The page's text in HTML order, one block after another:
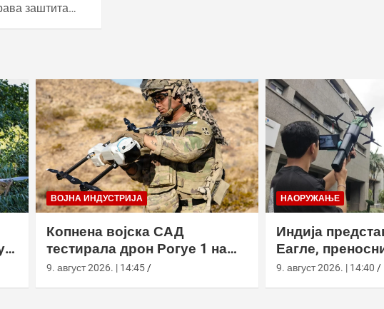
заштита…
ВОЈНА ИНДУСТРИЈА
Копнена војска САД
тестирала дрон Рогуе 1 на
великој вежби у
9. август 2026. | 14:45
НАОРУЖАЊЕ
Индија
Еагле,
дронова са АИ
9. август 2026. | 14:40